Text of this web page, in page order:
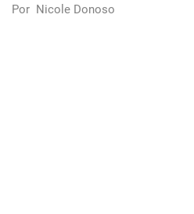
Por Nicole Donoso